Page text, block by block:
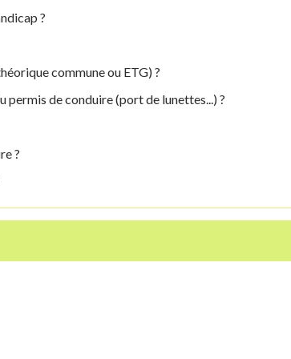
?
commune ou ETG) ?
permis de conduire (port de lunettes...) ?
?